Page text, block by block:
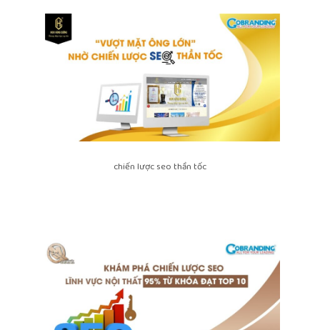
chiến lược seo thần tốc